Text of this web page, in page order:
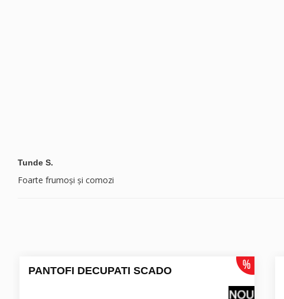
Tunde S.
Foarte frumoși și comozi
PANTOFI DECUPATI SCADO